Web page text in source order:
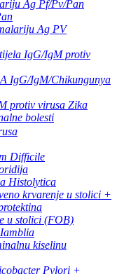
Ag Pf/Pv/Pan
Ag PV
IgG/IgM protiv
IgG/IgM/Chikungunya
protiv virusa Zika
bolesti
Difficile
Histolytica
krvarenje u stolici +
u stolici (FOB)
kiselinu
Pylori +